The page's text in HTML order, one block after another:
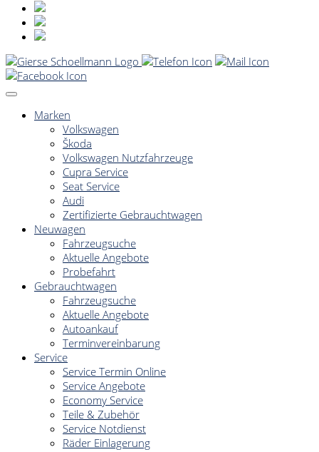
Marken
Volkswagen
Škoda
Volkswagen Nutzfahrzeuge
Cupra Service
Seat Service
Audi
Zertifizierte Gebrauchtwagen
Neuwagen
Fahrzeugsuche
Aktuelle Angebote
Probefahrt
Gebrauchtwagen
Fahrzeugsuche
Aktuelle Angebote
Autoankauf
Terminvereinbarung
Service
Service Termin Online
Service Angebote
Economy Service
Teile & Zubehör
Service Notdienst
Räder Einlagerung